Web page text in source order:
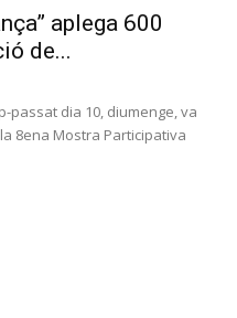
aplega 600
de...
passat dia 10, diumenge, va
8ena Mostra Participativa